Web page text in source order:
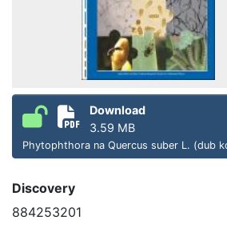
Download
3.59 MB
Phytophthora na Quercus suber L. (dub
Discovery
884253201